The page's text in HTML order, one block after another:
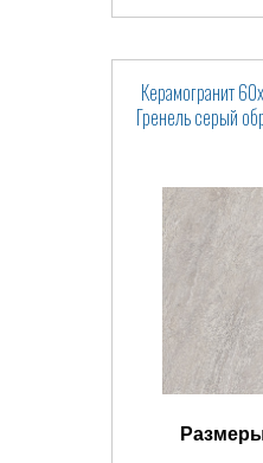
Керамогранит
Гренель серый